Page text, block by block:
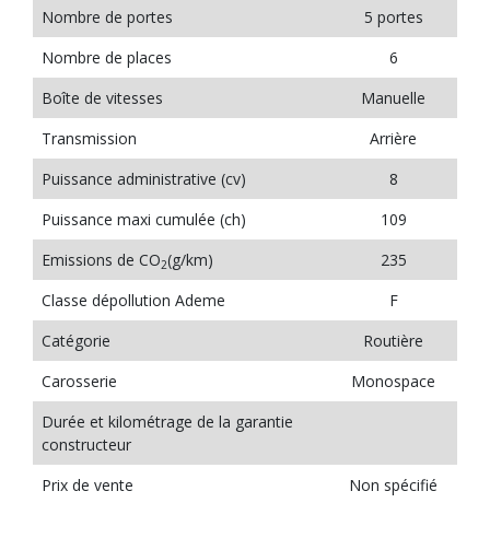
Nombre de portes
5 portes
Nombre de places
6
Boîte de vitesses
Manuelle
Transmission
Arrière
Puissance administrative (cv)
8
Puissance maxi cumulée (ch)
109
Emissions de CO2(g/km)
235
Classe dépollution Ademe
F
Catégorie
Routière
Carosserie
Monospace
Durée et kilométrage de la garantie
constructeur
Prix de vente
Non spécifié